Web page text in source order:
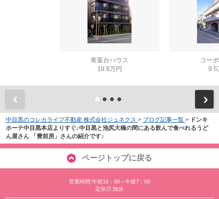
青葉台ハウス
19.8万円
コー
9.5
中目黒のコレカライフ不動産 株式会社ジュネクス > ブログ記事一覧 > ドンキ
ホーテ中目黒本店よりすぐ♪中目黒と池尻大橋の間にある飲んで食べれるうど
ん屋さん 「豊前房」さんの紹介です♪
ページトップに戻る
営業時間:午前10：00～午後7：00
定休日:無休